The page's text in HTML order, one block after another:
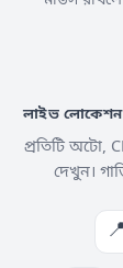
লাইভ লোকেশন
প্রতিটি অটো,
দেখুন।
📍